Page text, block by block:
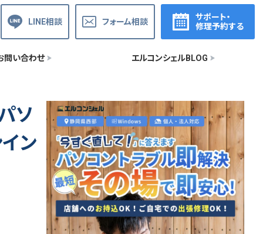
LINE相談 フォーム相談
サポート・
修理予約する
問い合わせ エルコンシェルBLOG
ソ
ン